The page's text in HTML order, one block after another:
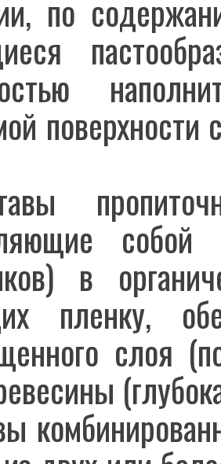
по
в
пленку,
слоя